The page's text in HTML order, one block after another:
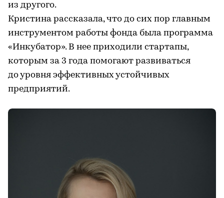
из другого.
Кристина рассказала, что до сих пор главным
инструментом работы фонда была программа
«Инкубатор». В нее приходили стартапы,
которым за 3 года помогают развиваться
до уровня эффективных устойчивых
предприятий.